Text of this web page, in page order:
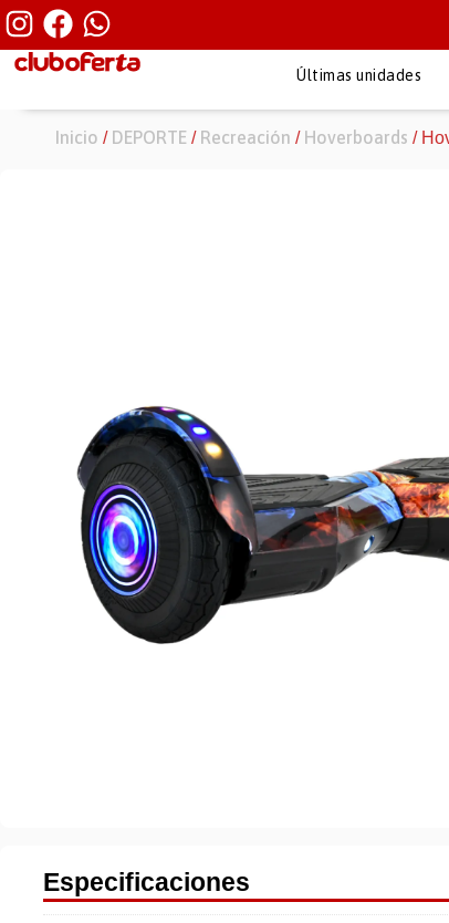
Últimas unidades
Inicio / DEPORTE / Recreación / Hoverboards /
Especificaciones